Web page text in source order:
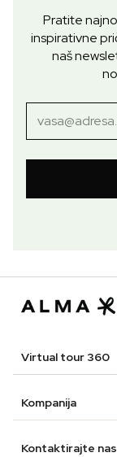
Pratite
inspirativne
naš
Virtual tour 360
Kompanija
Kontaktirajte nas